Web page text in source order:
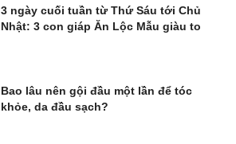
3 ngày cuối tuần từ Thứ Sáu tới Chủ
Nhật: 3 con giáp Ăn Lộc Mẫu giàu to
Bao lâu nên gội đầu một lần để tóc
khỏe, da đầu sạch?